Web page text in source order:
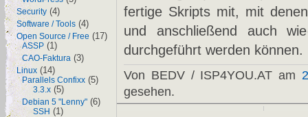
Security (4)
Software / Tools (4)
Open Source / Free (17)
ASSP (1)
CAO-Faktura (3)
Linux (14)
Parallels Confixx (5)
3.3.x (5)
Debian 5 "Lenny" (6)
SSH (1)
fertige Skripts mit, mit
und anschließend auch
durchgeführt werden können.
Von BEDV / ISP4YOU.AT am
gesehen.